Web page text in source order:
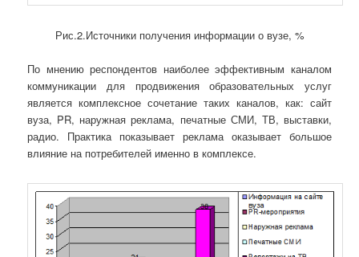
Рис.2.Источники получения информации о вузе, %
По мнению респондентов наиболее эффективным каналом
коммуникации для продвижения образовательных услуг
является комплексное сочетание таких каналов, как: сайт
вуза, PR, наружная реклама, печатные СМИ, ТВ, выставки,
радио. Практика показывает реклама оказывает большое
влияние на потребителей именно в комплексе.